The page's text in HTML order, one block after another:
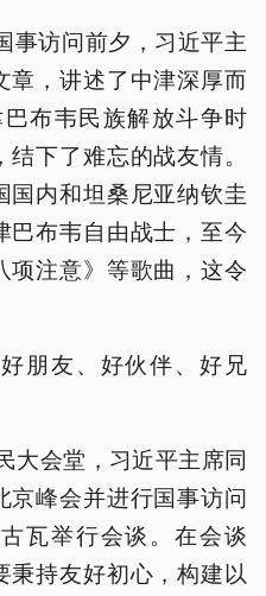
事访问前夕，习近平主
章，讲述了中津深厚而
布韦民族解放斗争时
下了难忘的战友情。
国内和坦桑尼亚纳钦圭
巴布韦自由战士，至今
项注意》等歌曲，这令
朋友、好伙伴、好兄
大会堂，习近平主席同
京峰会并进行国事访问
瓦举行会谈。在会谈
秉持友好初心，构建以